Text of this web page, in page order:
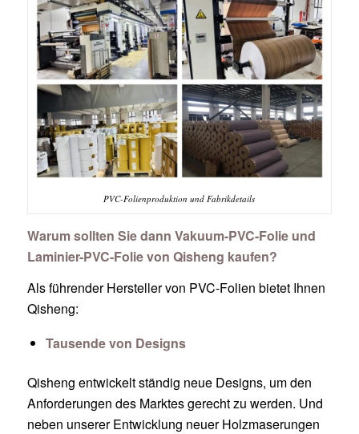
PVC-Folienproduktion und Fabrikdetails
Warum sollten Sie dann Vakuum-PVC-Folie und
Laminier-PVC-Folie von Qisheng kaufen?
Als führender Hersteller von PVC-Folien bietet Ihnen
Qisheng:
Tausende von Designs
Qisheng entwickelt ständig neue Designs, um den
Anforderungen des Marktes gerecht zu werden. Und
neben unserer Entwicklung neuer Holzmaserungen